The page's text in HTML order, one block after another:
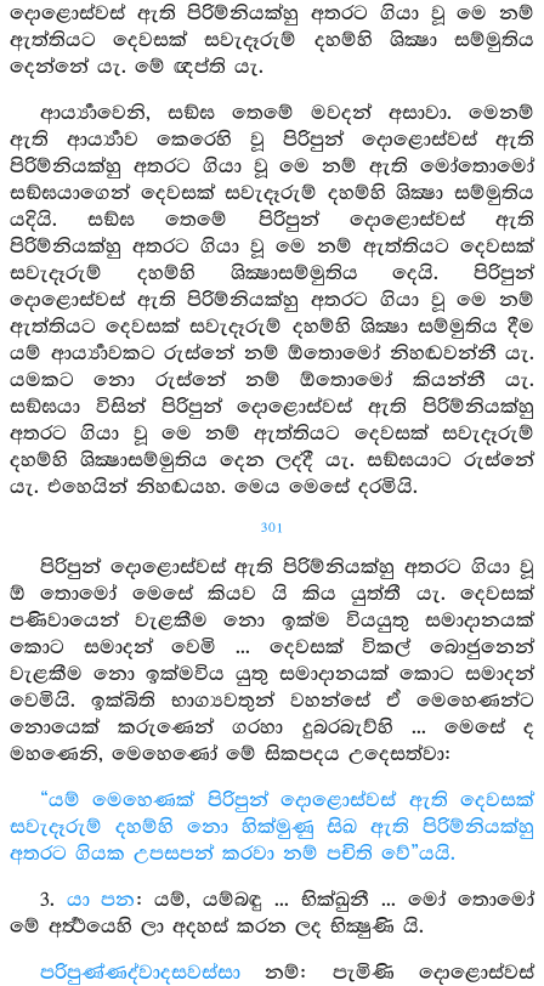
දොළොස්වස් ඇති පිරිම්නියක්හු අතරට ගියා වූ මෙ නම්
ඇත්තියට දෙවසක් සවැදෑරුම් දහම්හි ශික්‍ෂා සම්මුතිය
දෙන්නේ යැ. මේ ඥප්ති යැ.
ආර්‍ය්‍යාවෙනි, සඞ්ඝ තෙමේ මවදන් අසාවා. මෙනම්
ඇති ආර්‍ය්‍යාව කෙරෙහි වූ පිරිපුන් දොළොස්වස් ඇති
පිරිම්නියක්හු අතරට ගියා වූ මෙ නම් ඇති මෝතොමෝ
සඞ්ඝයාගෙන් දෙවසක් සවැදෑරුම් දහම්හි ශික්‍ෂා සම්මුතිය
යදියි. සඞ්ඝ තෙමේ පිරිපුන් දොළොස්වස් ඇති
පිරිම්නියක්හු අතරට ගියා වූ මෙ නම් ඇත්තියට දෙවසක්
සවැදෑරුම් දහම්හි ශික්‍ෂාසම්මුතිය දෙයි. පිරිපුන්
දොළොස්වස් ඇති පිරිම්නියක්හු අතරට ගියා වූ මෙ නම්
ඇත්තියට දෙවසක් සවැදෑරුම් දහම්හි ශික්‍ෂා සම්මුතිය දීම
යම් ආර්‍ය්‍යාවකට රුස්නේ නම් ඕතොමෝ නිහඬවන්නී යැ.
යමකට නො රුස්නේ නම් ඕතොමෝ කියන්නී යැ.
සඞ්ඝයා විසින් පිරිපුන් දොළොස්වස් ඇති පිරිම්නියක්හු
අතරට ගියා වූ මෙ නම් ඇත්තියට දෙවසක් සවැදෑරුම්
දහම්හි ශික්‍ෂාසම්මුතිය දෙන ලද්දී යැ. සඞ්ඝයාට රුස්නේ
යැ. එහෙයින් නිහඬයහ. මෙය මෙසේ දරමියි.
301
පිරිපුන් දොළොස්වස් ඇති පිරිම්නියක්හු අතරට ගියා වූ
ඕ තොමෝ මෙසේ කියව යි කිය යුත්තී යැ. දෙවසක්
පණිවායෙන් වැළකීම නො ඉක්ම වියයුතු සමාදානයක්
කොට සමාදන් වෙමි ... දෙවසක් විකල් බොජුනෙන්
වැළකීම නො ඉක්මවිය යුතු සමාදානයක් කොට සමාදන්
වෙමියි. ඉක්බිති භාග්‍යවතුන් වහන්සේ ඒ මෙහෙණන්ට
නොයෙක් කරුණෙන් ගරහා දුබරබැව්හි ... මෙසේ ද
මහණෙනි, මෙහෙණෝ මේ සිකපදය උදෙසත්වා:
“යම් මෙහෙණක් පිරිපුන් දොළොස්වස් ඇති දෙවසක්
සවැදෑරුම් දහම්හි නො හික්මුණු සිඛ ඇති පිරිම්නියක්හු
අතරට ගියක උපසපන් කරවා නම් පචිති වේ”යයි.
3. යා පන: යම්, යම්බඳු ... භික්ඛුනී ... මෝ තොමෝ
මේ අර්‍ත්‍ථයෙහි ලා අදහස් කරන ලද භික්‍ෂුණි යි.
පරිපුණ්ණද්වාදසවස්සානම්: පැමිණි දොළොස්වස්